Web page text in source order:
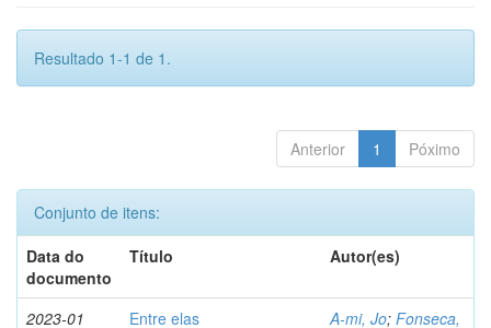
Resultado 1-1 de 1.
Anterior 1 Póximo
Conjunto de itens:
Data do
documento
Título Autor(es)
2023-01 Entre elas A-mi, Jo; Fonseca,